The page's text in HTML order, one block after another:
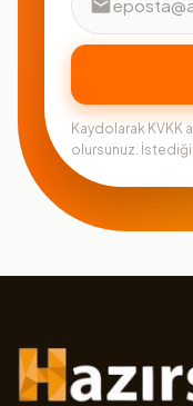
Kaydolarak KVKK
olursunuz.